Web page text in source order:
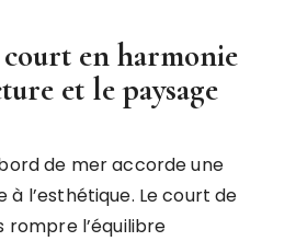
en harmonie
et le paysage
de mer accorde une
l’esthétique. Le court de
rompre l’équilibre